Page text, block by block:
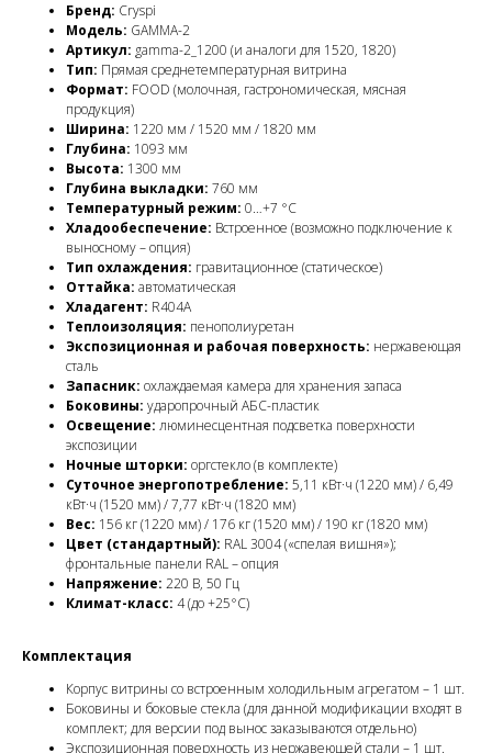
Бренд: Cryspi
Модель: GAMMA-2
Артикул: gamma-2_1200 (и аналоги для 1520, 1820)
Тип: Прямая среднетемпературная витрина
Формат: FOOD (молочная, гастрономическая, мясная
продукция)
Ширина: 1220 мм / 1520 мм / 1820 мм
Глубина: 1093 мм
Высота: 1300 мм
Глубина выкладки: 760 мм
Температурный режим: 0…+7 °C
Хладообеспечение: Встроенное (возможно подключение к
выносному – опция)
Тип охлаждения: гравитационное (статическое)
Оттайка: автоматическая
Хладагент: R404A
Теплоизоляция: пенополиуретан
Экспозиционная и рабочая поверхность: нержавеющая
сталь
Запасник: охлаждаемая камера для хранения запаса
Боковины: ударопрочный АБС-пластик
Освещение: люминесцентная подсветка поверхности
экспозиции
Ночные шторки: оргстекло (в комплекте)
Суточное энергопотребление: 5,11 кВт·ч (1220 мм) / 6,49
кВт·ч (1520 мм) / 7,77 кВт·ч (1820 мм)
Вес: 156 кг (1220 мм) / 176 кг (1520 мм) / 190 кг (1820 мм)
Цвет (стандартный): RAL 3004 («спелая вишня»);
фронтальные панели RAL – опция
Напряжение: 220 В, 50 Гц
Климат-класс: 4 (до +25°C)
Комплектация
Корпус витрины со встроенным холодильным агрегатом – 1 шт.
Боковины и боковые стекла (для данной модификации входят в
комплект; для версии под вынос заказываются отдельно)
Экспозиционная поверхность из нержавеющей стали – 1 шт.